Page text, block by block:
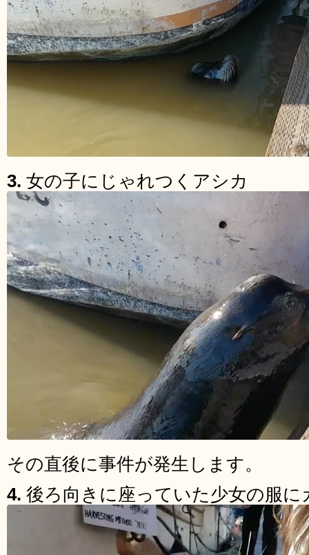
3. 女の子にじゃれつくアシカ
その直後に事件が発生します。
4. 後ろ向きに座っていた少女の服